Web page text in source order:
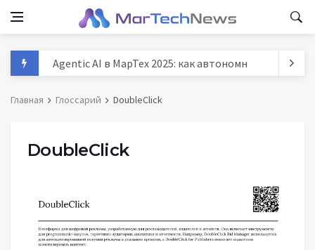
Agentic AI в МарТех 2025: как автономные агенты
История маркетинга: от древних базаров до AI -
Главная Глоссарий DoubleClick
DoubleClick